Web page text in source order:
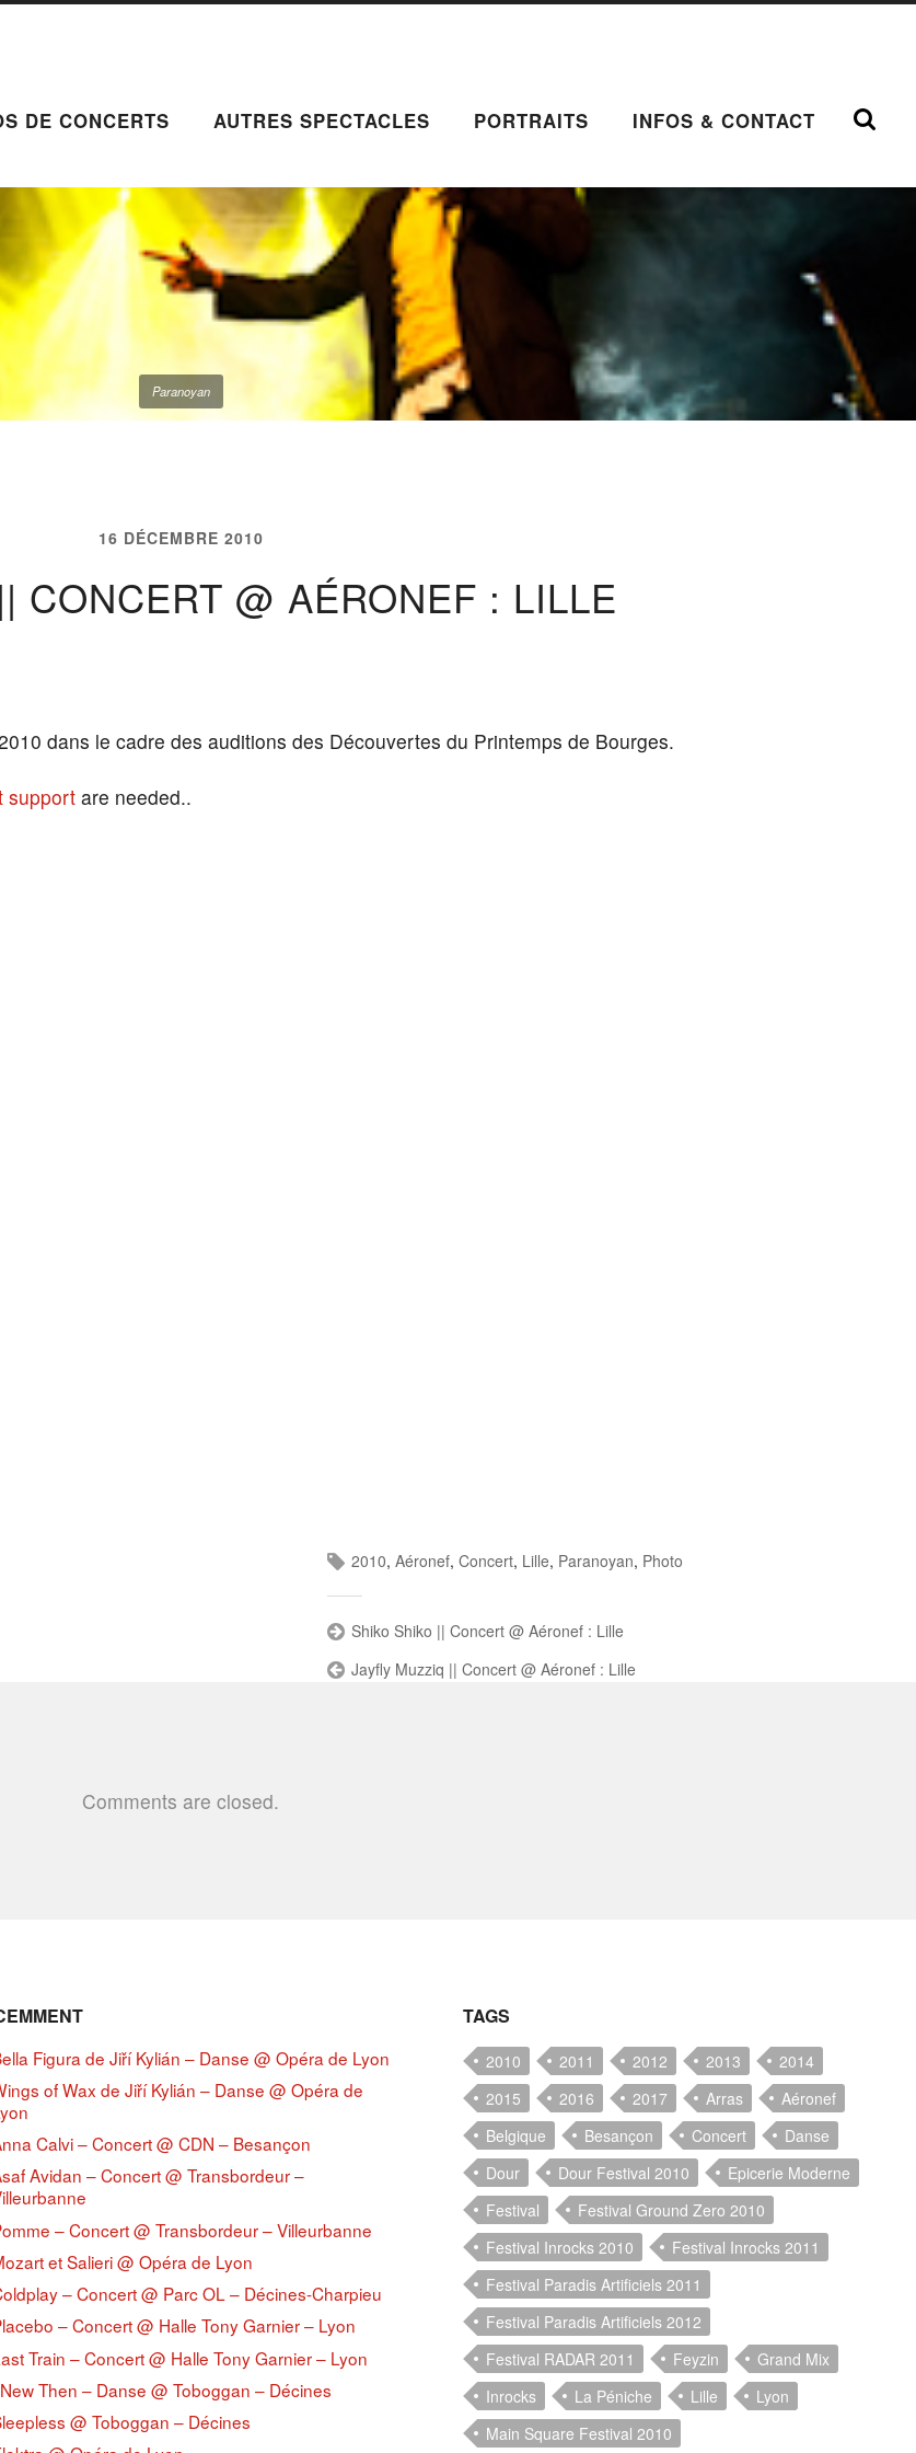
DE CONCERTS AUTRES SPECTACLES PORTRAITS INFOS & CONTACT
Paranoyan
16 DÉCEMBRE 2010
CONCERT @ AÉRONEF : LILLE
dans le cadre des auditions des Découvertes du Printemps de Bourges.
support are needed..
2010,Aéronef,Concert, Lille, Paranoyan, Photo
Shiko Shiko || Concert @ Aéronef : Lille
Jayfly Muzziq || Concert @ Aéronef : Lille
Comments are closed.
Figura de Jiří Kylián – Danse @ Opéra de Lyon
of Wax de Jiří Kylián – Danse @ Opéra de
Calvi – Concert @ CDN – Besançon
Avidan – Concert @ Transbordeur –
– Concert @ Transbordeur – Villeurbanne
et Salieri @ Opéra de Lyon
– Concert @ Parc OL – Décines-Charpieu
– Concert @ Halle Tony Garnier – Lyon
Train – Concert @ Halle Tony Garnier – Lyon
Then – Danse @ Toboggan – Décines
@ Toboggan – Décines
TAGS
2010 2011 2012 2013
2014
2015
2016 2017 Arras
Aéronef
Belgique
Besançon Concert
Danse
Dour
Dour Festival 2010
Epicerie Moderne
Festival
Festival Ground Zero 2010
Festival Inrocks 2010
Festival Inrocks 2011
Festival Paradis Artificiels 2011
Festival Paradis Artificiels 2012
Festival RADAR 2011
Feyzin
Grand Mix
Inrocks
La Péniche Lille
Lyon
Main Square Festival 2010